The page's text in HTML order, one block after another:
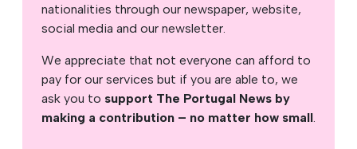
nationalities through our newspaper, website,
social media and our newsletter.
We appreciate that not everyone can afford to
pay for our services but if you are able to, we
ask you to support The Portugal News by
making a contribution – no matter how small.